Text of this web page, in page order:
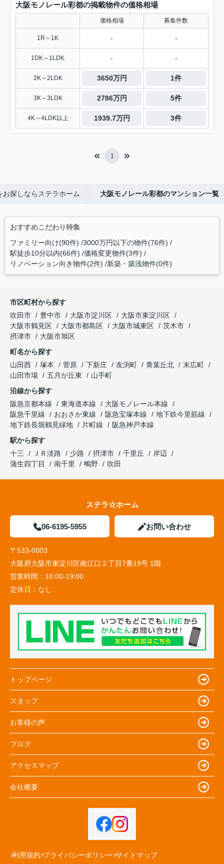
大阪モノレール彩都の掲載物件の価格相場
価格相場 募集件数
1R～1K - -
1DK～1LDK - -
2K～2LDK 3650万円 1件
3K～3LDK 2786万円 5件
4K～4LDK以上 1939.7万円 3件
1
探しならステラホーム 大阪モノレール彩都のマンション一覧
おすすめこだわり特集
ファミリー向け(90件) 3000万円以下の物件(76件)
駅徒歩10分以内(66件) 価格変更物件(3件)
リノベーション向き物件(2件) 新築・築浅物件(0件)
市区町村から探す
吹田市
豊中市 大阪市淀川区
大阪市東淀川区
大阪市鶴見区
大阪市都島区 大阪市城東区
茨木市
摂津市
大阪市旭区
町名から探す
山田西
塚本 菅原 下新庄 友渕町 青葉丘北
末広町
山田市場
五月が丘東
山手町
沿線から探す
阪急京都本線
東海道本線
大阪モノレール本線
阪急千里線
おおさか東線 阪急宝塚本線
地下鉄今里筋線
地下鉄長堀鶴見緑地
片町線
阪急神戸本線
駅から探す
十三
ＪＲ淡路 少路 摂津市 千里丘
岸辺
蒲生四丁目
南千里 鴫野 吹田
ステラ☆ホーム
06-6195-5955 お問い合わせ
〒533-0003
大阪府大阪市東淀川区南江口２丁目7番19号 1階
営業時間： 10:00-19:00
定休日： なし
トップページ
スタッフ
お客様の声
ブログ
アクセスマップ
会社概要
利用規約 プライバシーポリシー サイトマップ